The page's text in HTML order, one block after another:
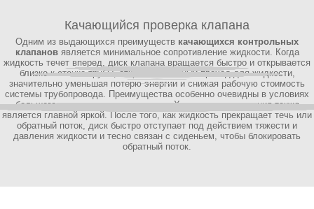
Качающийся проверка клапана
Одним из выдающихся преимуществ качающихся контрольных
клапанов является минимальное сопротивление жидкости. Когда
жидкость течет вперед, диск клапана вращается быстро и открывается
близко к стенке трубы, открывая плавный проход для жидкости,
значительно уменьшая потерю энергии и снижая рабочую стоимость
системы трубопровода. Преимущества особенно очевидны в условиях
большого уровня и высокого потока.Хорошая герметизация также
является главной яркой. После того, как жидкость прекращает течь или
обратный поток, диск быстро отступает под действием тяжести и
давления жидкости и тесно связан с сиденьем, чтобы блокировать
обратный поток.
осевого клапана проверки потока
Двойная пластинчатая проверка клапанапринимает двойную
структуру пластины, две пластины клапана могут гибко вращаться в
корпусе клапана. Эта конструкция более эффективна в работе со
сложными условиями жидкости, чем традиционные однодисковые
контрольные клапаны. Когда жидкость течет вперед, двойная пластина
будет быстро открыта, а угол отверстия большой, что значительно
снижает сопротивление прохождения жидкости и обеспечивает плавный
поток.
клапана контрольной
пластины
подъема